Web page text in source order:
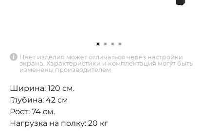
Цвет изделия может отличаться через настройки
экрана. Характеристики и комплектация могут быть
изменены производителем
Ширина: 120 см.
Глубина: 42 см
Рост: 74 см.
Нагрузка на полку: 20 кг